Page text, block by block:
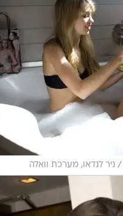
/ ניר לנדאו, מערכת וואלה